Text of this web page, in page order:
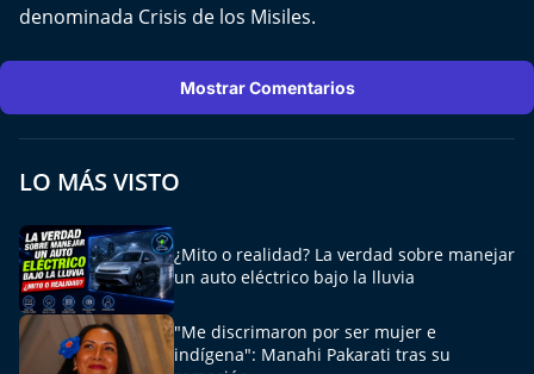
Sello de raza
Reto Inmobiliario
Punto de Encuentro
Yo invito
denominada Crisis de los Misiles.
Mostrar Comentarios
LO MÁS VISTO
¿Mito o realidad? La verdad sobre manejar
un auto eléctrico bajo la lluvia
"Me discrimaron por ser mujer e
indígena": Manahi Pakarati tras su